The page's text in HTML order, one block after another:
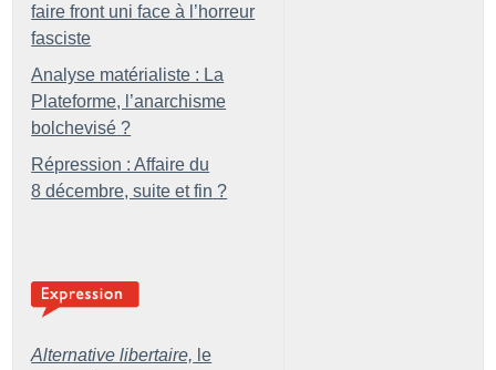
faire front uni face à l’horreur
fasciste
Analyse matérialiste : La
Plateforme, l’anarchisme
bolchevisé ?
Répression : Affaire du
8 décembre, suite et fin ?
Alternative libertaire, le